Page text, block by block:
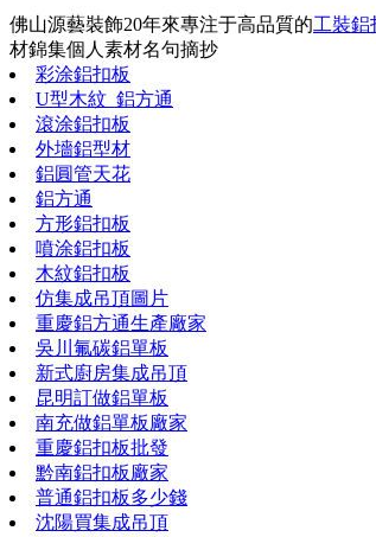
佛山源藝裝飾20年來專注于高品質的工裝鋁
材錦集個人素材名句摘抄
彩涂鋁扣板
U型木紋_鋁方通
滾涂鋁扣板
外墻鋁型材
鋁圓管天花
鋁方通
方形鋁扣板
噴涂鋁扣板
木紋鋁扣板
仿集成吊頂圖片
重慶鋁方通生產廠家
吳川氟碳鋁單板
新式廚房集成吊頂
昆明訂做鋁單板
南充做鋁單板廠家
重慶鋁扣板批發
黔南鋁扣板廠家
普通鋁扣板多少錢
沈陽買集成吊頂